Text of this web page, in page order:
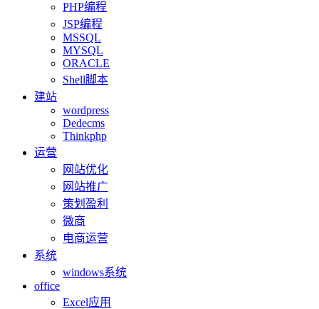
PHP编程
JSP编程
MSSQL
MYSQL
ORACLE
Shell脚本
建站
wordpress
Dedecms
Thinkphp
运营
网站优化
网站推广
策划盈利
微商
电商运营
系统
windows系统
office
Excel应用